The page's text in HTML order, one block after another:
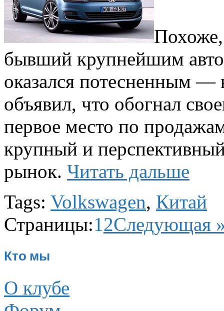
бывший крупнейшим
оказался потесненным —
объявил, что обогнал
первое место по
крупный и
рынок. Читать дальше
Tags: Volkswagen, Китай
Страницы:12Следующая
Кто мы
О клубе